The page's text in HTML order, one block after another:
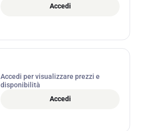
Accedi
Accedi per visualizzare prezzi e
disponibilità
Accedi